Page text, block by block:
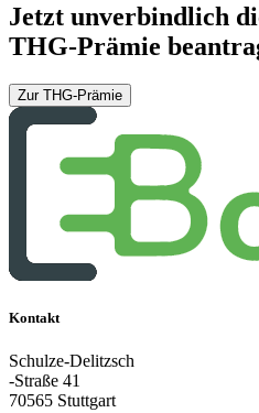
Jetzt unverbindlich
THG-Prämie
Zur THG-Prämie
Kontakt
Schulze-Delitzsch
-Straße 41
70565 Stuttgart